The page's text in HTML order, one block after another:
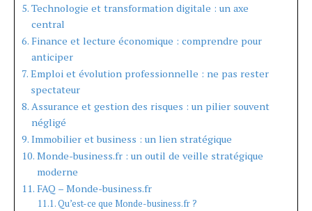
Technologie et transformation digitale : un axe
central
Finance et lecture économique : comprendre pour
anticiper
Emploi et évolution professionnelle : ne pas rester
spectateur
Assurance et gestion des risques : un pilier souvent
négligé
Immobilier et business : un lien stratégique
Monde-business.fr : un outil de veille stratégique
moderne
FAQ – Monde-business.fr
Qu’est-ce que Monde-business.fr ?